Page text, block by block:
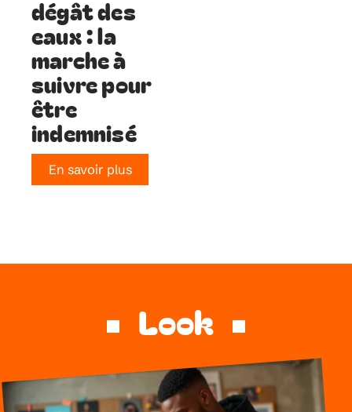
dégât des
eaux : la
marche à
suivre pour
être
indemnisé
En savoir plus
Look